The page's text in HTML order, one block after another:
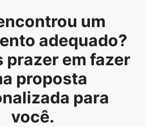
um
adequado?
prazer em fazer
proposta
para
você.